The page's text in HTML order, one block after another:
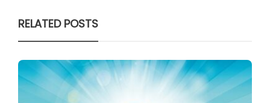
RELATED POSTS